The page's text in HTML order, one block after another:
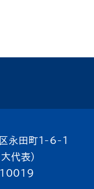
永田町1-6-1
表）